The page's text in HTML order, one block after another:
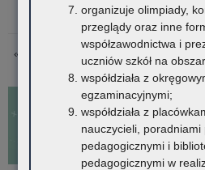
o: Dofinansowanie pracodawcom
ramach środków
« Poprzednia strona 1
strony
IDź
strony
3
organizuje olimpiady,
przeglądy oraz inne
współzawodnictwa i
uczniów szkół na
współdziała z
egzaminacyjnymi;
współdziała z
nauczycieli, poradniami
pedagogicznymi i
pedagogicznymi w